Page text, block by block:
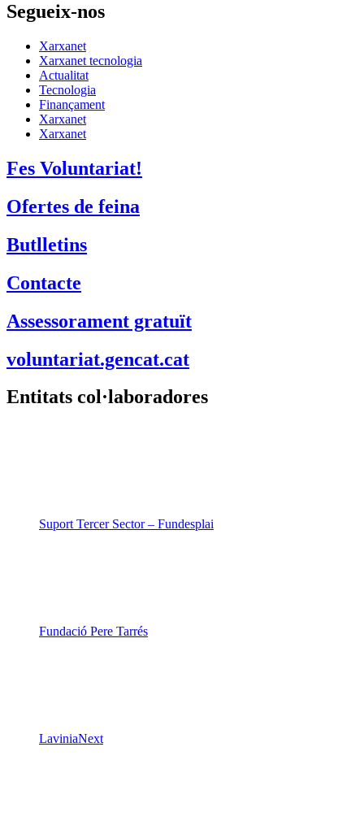
Segueix-nos
Xarxanet
Xarxanet tecnologia
Actualitat
Tecnologia
Finançament
Xarxanet
Xarxanet
Fes Voluntariat!
Ofertes de feina
Butlletins
Contacte
Assessorament gratuït
voluntariat.gencat.cat
Entitats col·laboradores
Suport Tercer Sector – Fundesplai
Fundació Pere Tarrés
LaviniaNext